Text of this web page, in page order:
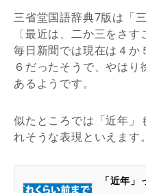
三省堂国語辞典7版は「
〔最近は、二か三をさす
毎日新聞では現在は４か
６だったそうで、やは
あるようです。
似たところでは「近年」
れそうな表現といえます。
「近年」